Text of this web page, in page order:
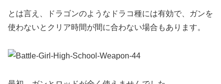
とは言え、ドラゴンのようなドラコ種には有効で、ガンを
使わないとクリア時間が間に合わない場合もあります。